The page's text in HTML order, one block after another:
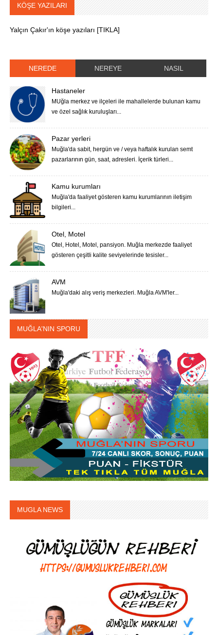
KÖŞE YAZILARI
Yalçın Çakır'ın köşe yazıları [TIKLA]
NEREDE NEREYE NASIL
Hastaneler
MUğla merkez ve ilçeleri ile mahallelerde bulunan kamu
ve özel sağlık kuruluşları...
Pazar yerleri
Muğla'da sabit, hergün ve / veya haftalık kurulan semt
pazarlarının gün, saat, adresleri. İçerik türleri...
Kamu kurumları
Muğla'da faaliyet gösteren kamu kurumlarının iletişim
bilgileri...
Otel, Motel
Otel, Hotel, Motel, pansiyon. Muğla merkezde faaliyet
gösteren çeşitli kalite seviyelerinde tesisler...
AVM
Muğla'daki alış veriş merkezleri. Muğla AVM'ler...
MUĞLA'NIN SPORU
MUGLA NEWS